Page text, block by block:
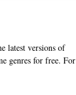
latest versions of
genres for free. For